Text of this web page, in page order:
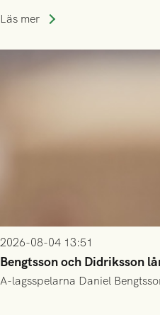
Läs mer
2026-08-04 13:51
Bengtsson och Didriksson
A-lagsspelarna Daniel